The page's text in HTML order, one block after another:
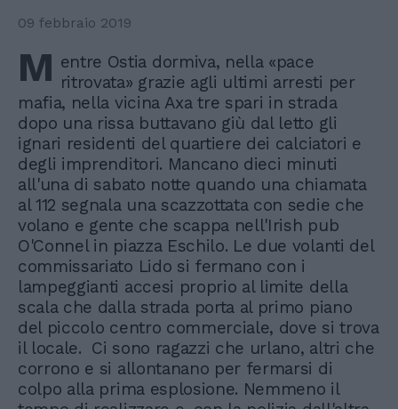
09 febbraio 2019
M entre Ostia dormiva, nella «pace
ritrovata» grazie agli ultimi arresti per
mafia, nella vicina Axa tre spari in strada
dopo una rissa buttavano giù dal letto gli
ignari residenti del quartiere dei calciatori e
degli imprenditori. Mancano dieci minuti
all'una di sabato notte quando una chiamata
al 112 segnala una scazzottata con sedie che
volano e gente che scappa nell'Irish pub
O'Connel in piazza Eschilo. Le due volanti del
commissariato Lido si fermano con i
lampeggianti accesi proprio al limite della
scala che dalla strada porta al primo piano
del piccolo centro commerciale, dove si trova
il locale. Ci sono ragazzi che urlano, altri che
corrono e si allontanano per fermarsi di
colpo alla prima esplosione. Nemmeno il